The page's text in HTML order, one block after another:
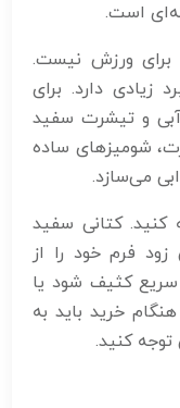
است.
ورزش نیست.
زیادی دارد. برای
آبی و تیشرت سفید
شومیزهای ساده
می‌سازد.
کتانی سفید
فرم خود را از
کثیف شود یا
خرید باید به
کنید.